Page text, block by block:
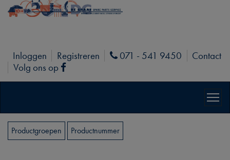
Inloggen Registreren Phone
071 - 541 9450
Contact
Volg ons op
Facebook
Productgroepen Productnummer